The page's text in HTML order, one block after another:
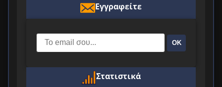
Εγγραφείτε
ΟΚ
Στατιστικά